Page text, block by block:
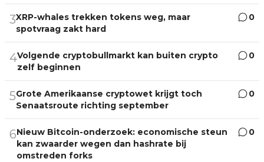
3XRP-whales trekken tokens weg, maar
spotvraag zakt hard
0
4Volgende cryptobullmarkt kan buiten crypto
zelf beginnen
0
5Grote Amerikaanse cryptowet krijgt toch
Senaatsroute richting september
0
6Nieuw Bitcoin-onderzoek: economische steun
kan zwaarder wegen dan hashrate bij
omstreden forks
0